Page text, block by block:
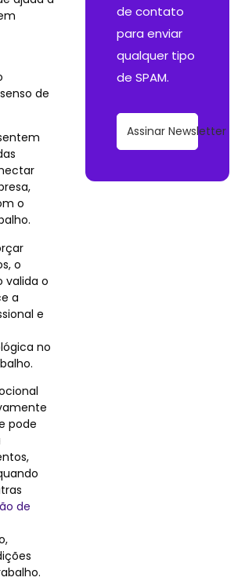
de
o
o
valida o
a
e
no
pode
de
de contato
para enviar
qualquer tipo
de SPAM.
Assinar Newsletter